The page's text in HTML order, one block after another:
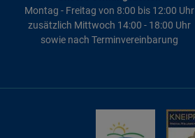
Montag - Freitag von 8:00 bis 12:00 Uhr
zusätzlich Mittwoch 14:00 - 18:00 Uhr
sowie nach Terminvereinbarung